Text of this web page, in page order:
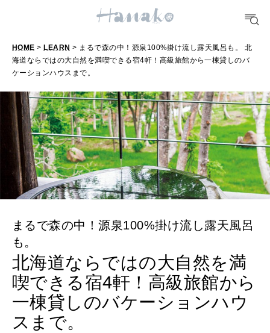
[12星座別] Monthly Love Holoscope
算命学がわかる今月のあなた
自分にやさしく
LEARN
MAMA
ママもいろいろ
SUSTAINABLE
わたしができること
WORK&MONEY
いい人生って？
HOME > LEARN > まるで森の中！源泉100%掛け流し露天風呂も。 北
海道ならではの大自然を満喫できる宿4軒！高級旅館から一棟貸しのバ
ケーションハウスまで。
まるで森の中！源泉100%掛け流し露天風呂
も。
北海道ならではの大自然を満
喫できる宿4軒！高級旅館から
一棟貸しのバケーションハウ
スまで。